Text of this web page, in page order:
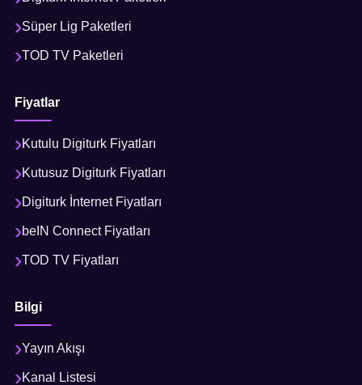
Süper Lig Paketleri
TOD TV Paketleri
Fiyatlar
Kutulu Digiturk Fiyatları
Kutusuz Digiturk Fiyatları
Digiturk İnternet Fiyatları
beIN Connect Fiyatları
TOD TV Fiyatları
Bilgi
Yayın Akışı
Kanal Listesi